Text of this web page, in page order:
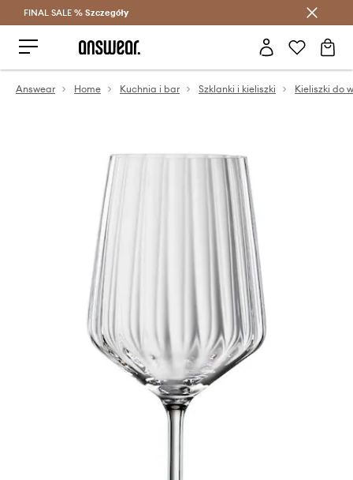
Oszczędzaj z Answear Club >
FINAL SALE % Szczegóły
Answear Home Kuchnia i bar Szklanki i kieliszki Kieliszki do